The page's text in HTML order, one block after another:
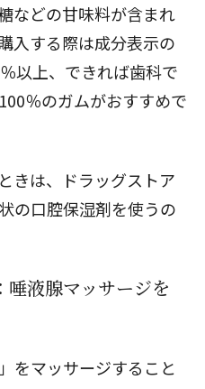
などの甘味料が含まれ
入する際は成分表示の
以上、できれば歯科で
％のガムがおすすめで
きは、ドラッグストア
の口腔保湿剤を使うの
液腺マッサージを
をマッサージすること